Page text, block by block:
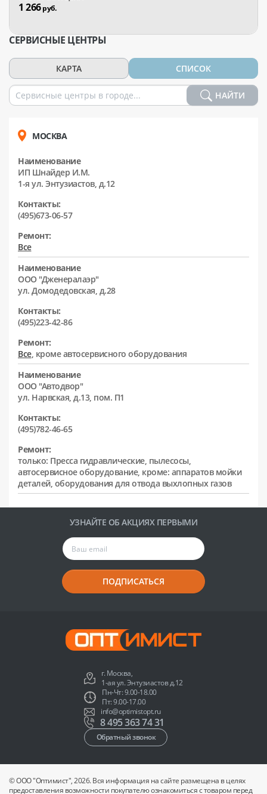
1 266руб.
СЕРВИСНЫЕ ЦЕНТРЫ
КАРТА СПИСОК
НАЙТИ
МОСКВА
Наименование
ИП Шнайдер И.М.
1-я ул. Энтузиастов, д.12
Контакты:
(495)673-06-57
Ремонт:
Все
Наименование
ООО "Дженералаэр"
ул. Домодедовская, д.28
Контакты:
(495)223-42-86
Ремонт:
Все, кроме автосервисного оборудования
Наименование
ООО "Автодвор"
ул. Нарвская, д.13, пом. П1
Контакты:
(495)782-46-65
Ремонт:
только: Пресса гидравлические, пылесосы,
автосервисное оборудование, кроме: аппаратов мойки
деталей, оборудования для отвода выхлопных газов
УЗНАЙТЕ ОБ АКЦИЯХ ПЕРВЫМИ
ПОДПИСАТЬСЯ
г. Москва,
1-ая ул. Энтузиастов д.12
Пн-Чт: 9.00-18.00
Пт: 9.00-17.00
info@optimistopt.ru
8 495 363 74 31
Обратный звонок
© ООО "Оптимист", 2026. Вся информация на сайте размещена в целях
предоставления возможности покупателю ознакомиться с товаром перед